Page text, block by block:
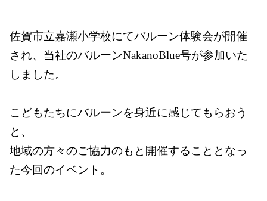
佐賀市立嘉瀬小学校にてバルーン体験会が開催
され、当社のバルーンNakanoBlue号が参加いた
しました。
こどもたちにバルーンを身近に感じてもらおう
と、
地域の方々のご協力のもと開催することとなっ
た今回のイベント。